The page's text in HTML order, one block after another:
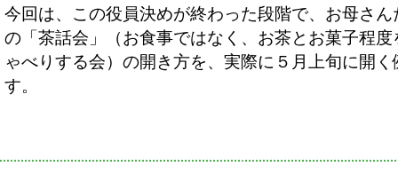
今回は、この役員決めが終わった段階で、お母さ
の「茶話会」（お食事ではなく、お茶とお菓子程
ゃべりする会）の開き方を、実際に５月上旬に開
す。